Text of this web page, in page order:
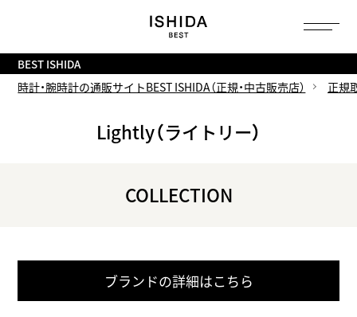
BEST ISHIDA
時計・腕時計の通販サイトBEST ISHIDA（正規・中古販売店）
正規
Lightly（ライトリー）
COLLECTION
ブランドの詳細はこちら
へ